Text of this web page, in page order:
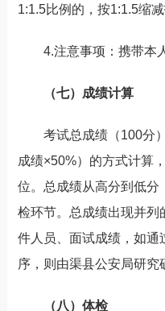
1:1.5比例的，按1:1.5缩减
4.注意事项：携带本
（七）成绩计算
考试总成绩（100分
成绩×50%）的方式计算
位。总成绩从高分到低分
检环节。总成绩出现并列
件人员、面试成绩，如通
序，则由渠县公安局研究
（八）体检